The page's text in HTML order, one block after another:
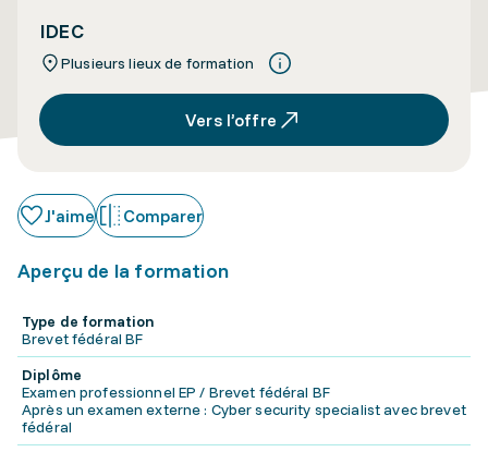
IDEC
Plusieurs lieux de formation
Vers l’offre
J'aime Comparer
Aperçu de la formation
Type de formation
Brevet fédéral BF
Diplôme
Examen professionnel EP / Brevet fédéral BF
Après un examen externe : Cyber security specialist avec brevet
fédéral